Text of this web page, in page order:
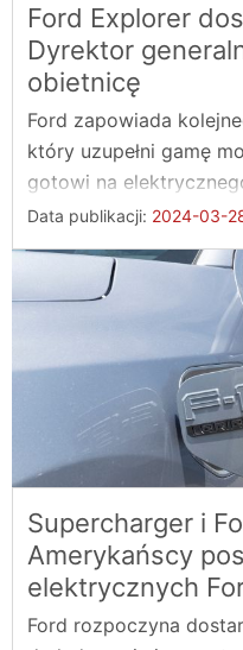
Ford Explorer
Dyrektor
obietnicę
Ford zapowiada
który uzupełni gamę
gotowi na
Data publikacji: 2024-03-
Supercharger i
Amerykańscy
elektrycznych
Ford rozpoczyna